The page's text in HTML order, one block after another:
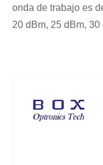
onda de trabajo es
20 dBm, 25 dBm, 30